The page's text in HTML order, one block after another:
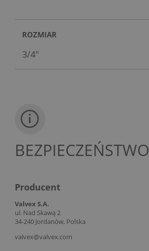
ROZMIAR
3/4"
BEZPIECZEŃSTWO
Producent
Valvex S.A.
ul. Nad Skawą 2
34-240 Jordanów, Polska
valvex@valvex.com